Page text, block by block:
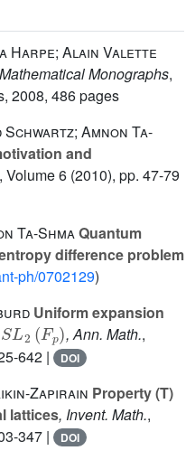
Harpe; Alain Valette
Monographs,
2008, 486 pages
Amnon Ta-
and
, Volume 6 (2010), pp. 47-79
Ta-ShmaQuantum
difference problem
ph/0702129)
Uniform expansion
SL2(Fp)
, Ann. Math.,
642 | DOI
Zapirain Property (T)
lattices, Invent. Math.,
347 | DOI